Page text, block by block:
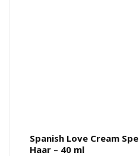
Spanish Love Cream
Haar – 40 ml